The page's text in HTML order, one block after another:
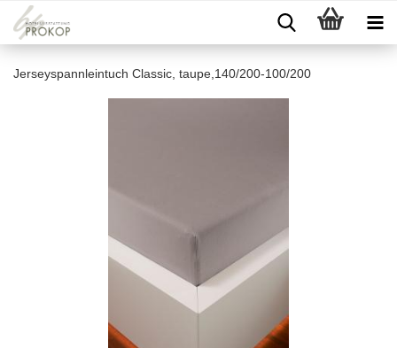
Jerseyspannleintuch Classic, taupe,140/200-100/200